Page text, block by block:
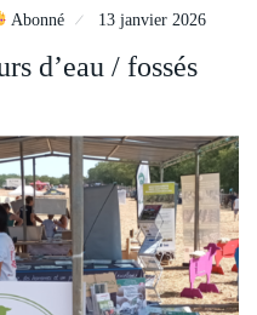
Abonné 13 janvier 2026
d’eau / fossés